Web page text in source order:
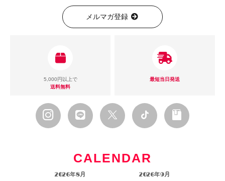
メルマガ登録
5,000円以上で
送料無料
最短当日発送
CALENDAR
2026年8月 2026年9月